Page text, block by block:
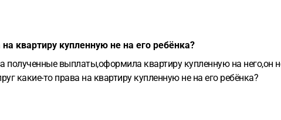
квартиру купленную не на его ребёнка?
полученные выплаты,оформила квартиру купленную на него,он
какие-то права на квартиру купленную не на его ребёнка?